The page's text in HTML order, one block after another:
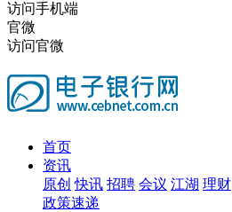
访问手机端
官微
访问官微
首页
资讯
原创 快讯 招聘 会议 江湖 理财
政策速递